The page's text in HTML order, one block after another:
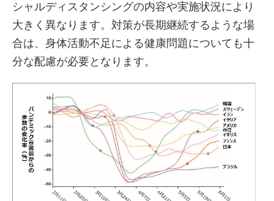
シャルディスタンシングの内容や実施状況により
大きく異なります。対策が長期継続するような場
合は、身体活動不足による健康問題についても十
分な配慮が必要となります。